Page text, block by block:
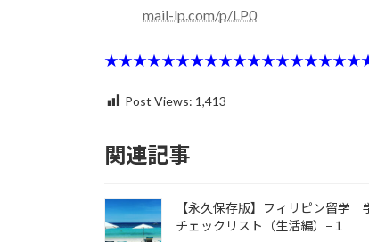
mail-lp.com/p/LP0
Post Views: 1,413
関連記事
【永久保存版】フィリピン留学
チェックリスト（生活編）−１